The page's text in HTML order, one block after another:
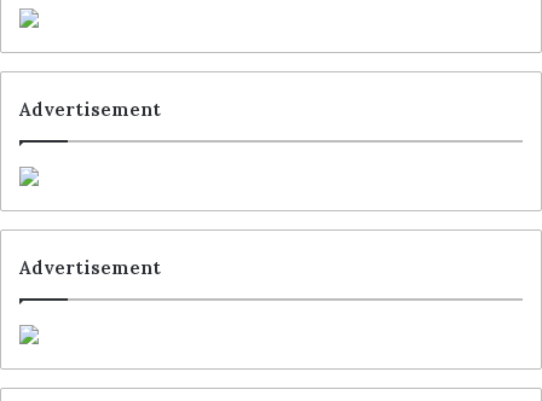
implementiert hat, inklusive der USA, wo Kroger
der Exklusivpartner war.
Advertisement
Advertisement